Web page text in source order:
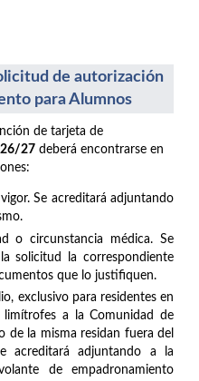
de autorización
para Alumnos
de tarjeta de
27 deberá encontrarse en
Se acreditará adjuntando
o circunstancia médica. Se
solicitud la correspondiente
que lo justifiquen.
exclusivo para residentes en
limítrofes a la Comunidad de
de la misma residan fuera del
acreditará adjuntando a la
de empadronamiento